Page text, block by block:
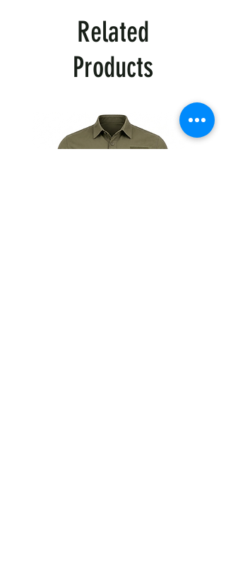
10+ шт. – 20% знижка
✔ Автоматична знижка в кошику.
✔ Можливість персонального
📞 Зв'яжіться з нами для індивідуальних
(063)3752514 Наталія
Related
Products